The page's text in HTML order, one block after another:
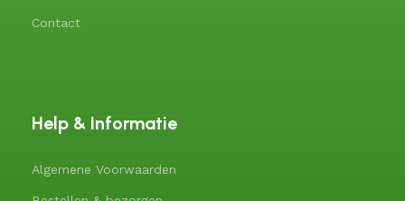
Contact
Help & Informatie
Algemene Voorwaarden